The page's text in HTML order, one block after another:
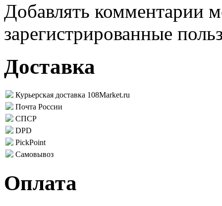
Добавлять комментарии
зарегистрированные
Доставка
Курьерская доставка 108Market.ru
Почта России
СПСР
DPD
PickPoint
Самовывоз
Оплата